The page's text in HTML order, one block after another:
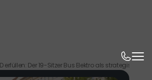
erfüllen: Der 19-Sitzer Bus Elektro als strategischer